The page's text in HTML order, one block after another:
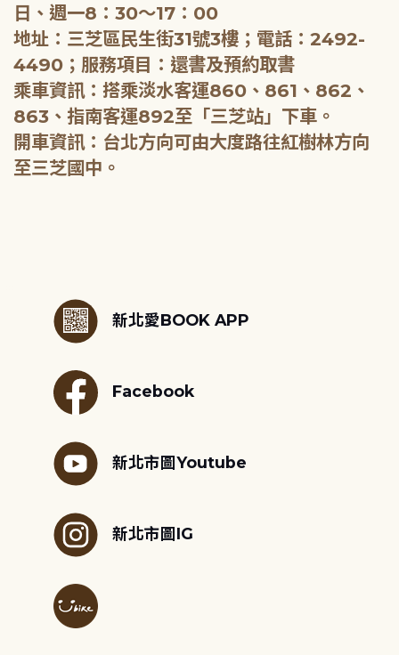
日、週一8：30～17：00
地址：三芝區民生街31號3樓；電話：2492-
4490；服務項目：還書及預約取書
乘車資訊：搭乘淡水客運860、861、862、
863、指南客運892至「三芝站」下車。
開車資訊：台北方向可由大度路往紅樹林方向
至三芝國中。
新北愛BOOK APP
Facebook
新北市圖Youtube
新北市圖IG